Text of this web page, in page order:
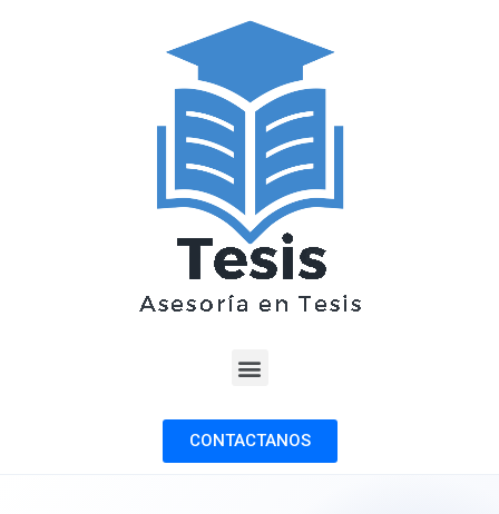
CONTACTANOS